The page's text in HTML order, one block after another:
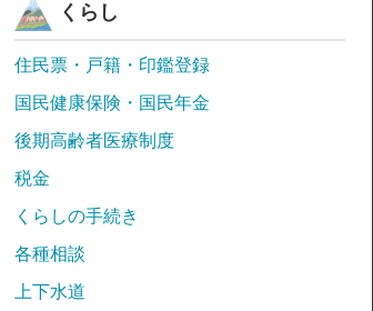
くらし
住民票・戸籍・印鑑登録
国民健康保険・国民年金
後期高齢者医療制度
税金
くらしの手続き
各種相談
上下水道